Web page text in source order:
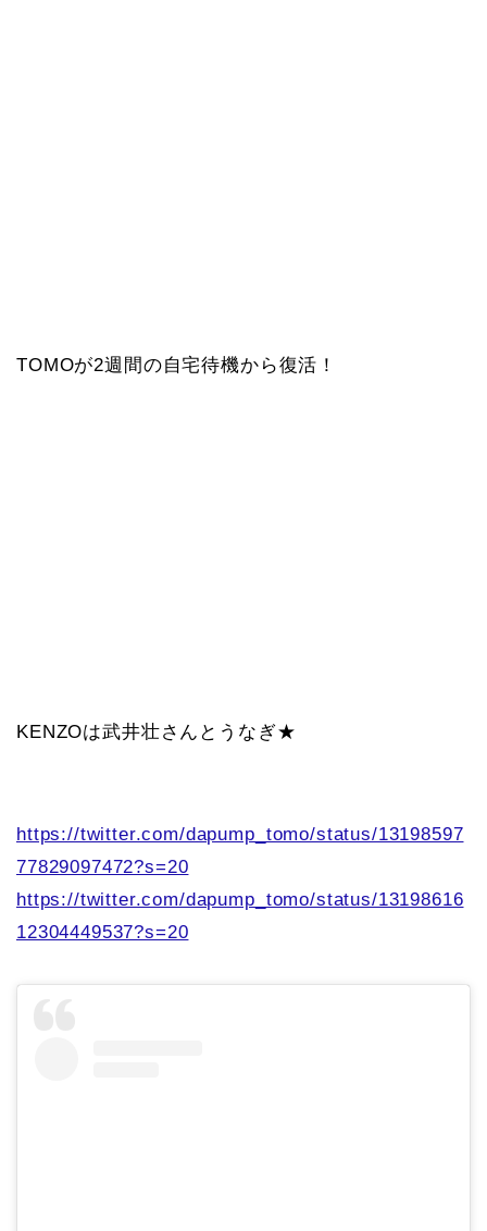
TOMOが2週間の自宅待機から復活！
KENZOは武井壮さんとうなぎ★
https://twitter.com/dapump_tomo/status/13198597
77829097472?s=20
https://twitter.com/dapump_tomo/status/13198616
12304449537?s=20